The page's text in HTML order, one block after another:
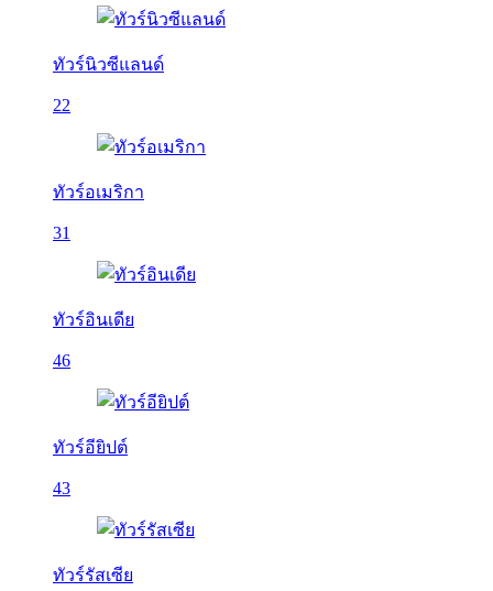
ทัวร์นิวซีแลนด์
22
ทัวร์อเมริกา
31
ทัวร์อินเดีย
46
ทัวร์อียิปต์
43
ทัวร์รัสเซีย